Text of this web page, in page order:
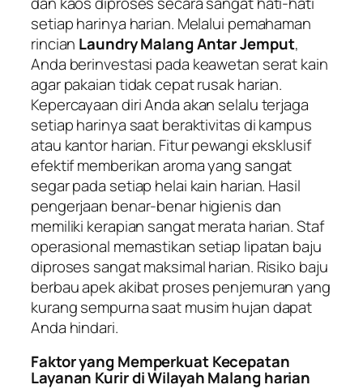
setiap harinya harian. Melalui pemahaman
rincian Laundry Malang Antar Jemput,
Anda berinvestasi pada keawetan serat kain
agar pakaian tidak cepat rusak harian.
Kepercayaan diri Anda akan selalu terjaga
setiap harinya saat beraktivitas di kampus
atau kantor harian. Fitur pewangi eksklusif
efektif memberikan aroma yang sangat
segar pada setiap helai kain harian. Hasil
pengerjaan benar-benar higienis dan
memiliki kerapian sangat merata harian. Staf
operasional memastikan setiap lipatan baju
diproses sangat maksimal harian. Risiko baju
berbau apek akibat proses penjemuran yang
kurang sempurna saat musim hujan dapat
Anda hindari.
Faktor yang Memperkuat Kecepatan
Layanan Kurir di Wilayah Malang harian